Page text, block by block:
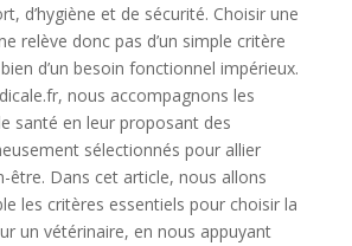
d’hygiène et de sécurité. Choisir une
relève donc pas d’un simple critère
d’un besoin fonctionnel impérieux.
nous accompagnons les
santé en leur proposant des
sélectionnés pour allier
être. Dans cet article, nous allons
les critères essentiels pour choisir la
un vétérinaire, en nous appuyant